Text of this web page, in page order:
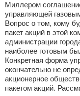
Миллером
управляющей
Вопрос о том, кому
пакет акций в этой
администрации
наиболее готовым
Конкретная форма
окончательно не
акционерное
пакетом акций.